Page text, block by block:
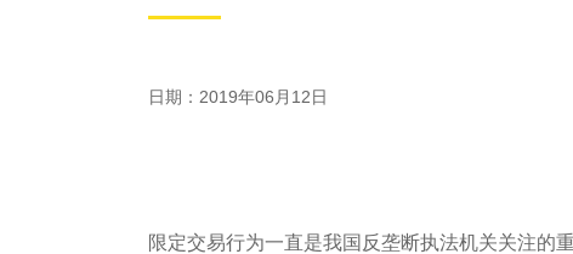
日期：2019年06月12日
限定交易行为一直是我国反垄断执法机关关注的